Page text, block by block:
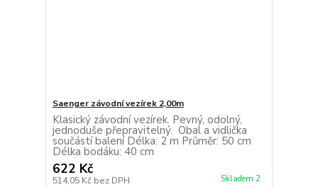
Saenger závodní vezírek 2,00m
Klasický závodní vezírek. Pevný, odolný,
jednoduše přepravitelný. Obal a vidlička
součástí balení Délka: 2 m Průměr: 50 cm
Délka bodáku: 40 cm
622 Kč
514,05 Kč bez DPH Skladem 2